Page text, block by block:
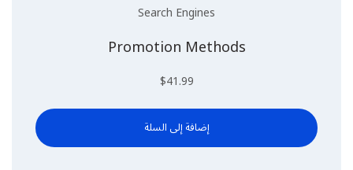
Search Engines
Promotion Methods
$41.99
إضافة إلى السلة